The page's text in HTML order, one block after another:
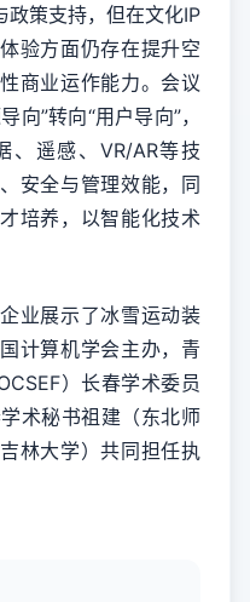
政策支持，但在文化IP
验方面仍存在提升空
商业运作能力。会议
向”转向“用户导向”，
、遥感、VR/AR等技
安全与管理效能，同
培养，以智能化技术
展示了冰雪运动装
计算机学会主办，青
）长春学术委员
术秘书祖建（东北师
林大学）共同担任执